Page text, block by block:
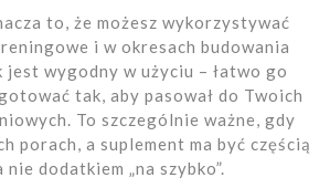
to, że możesz wykorzystywać
i w okresach budowania
jest wygodny w użyciu – łatwo go
tak, aby pasował do Twoich
To szczególnie ważne, gdy
porach, a suplement ma być częścią
nie dodatkiem „na szybko”.